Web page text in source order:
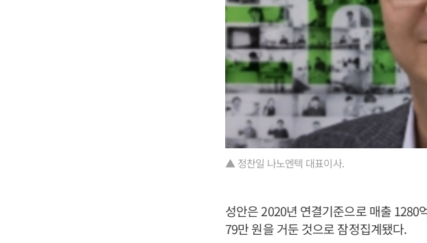
▲ 정찬일 나노엔텍 대표이사.
성안은 2020년 연결기준으로 매출
79만 원을 거둔 것으로 잠정집계됐다.